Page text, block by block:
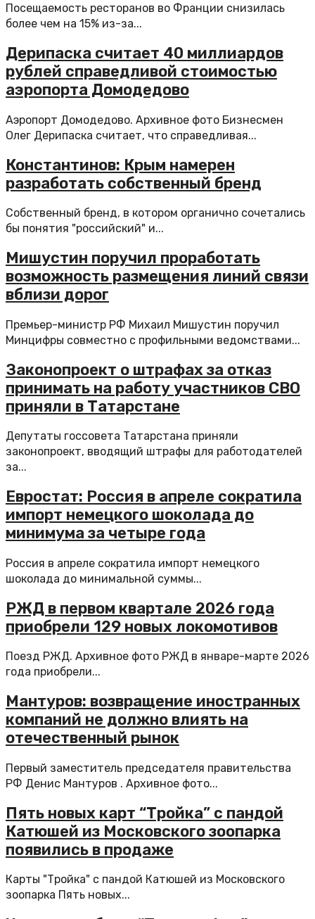
Посещаемость ресторанов во Франции снизилась
более чем на 15% из-за...
Дерипаска считает 40 миллиардов
рублей справедливой стоимостью
аэропорта Домодедово
Аэропорт Домодедово. Архивное фото Бизнесмен
Олег Дерипаска считает, что справедливая...
Константинов: Крым намерен
разработать собственный бренд
Собственный бренд, в котором органично сочетались
бы понятия "российский" и...
Мишустин поручил проработать
возможность размещения линий связи
вблизи дорог
Премьер-министр РФ Михаил Мишустин поручил
Минцифры совместно с профильными ведомствами...
Законопроект о штрафах за отказ
принимать на работу участников СВО
приняли в Татарстане
Депутаты госсовета Татарстана приняли
законопроект, вводящий штрафы для работодателей
за...
Евростат: Россия в апреле сократила
импорт немецкого шоколада до
минимума за четыре года
Россия в апреле сократила импорт немецкого
шоколада до минимальной суммы...
РЖД в первом квартале 2026 года
приобрели 129 новых локомотивов
Поезд РЖД. Архивное фото РЖД в январе-марте 2026
года приобрели...
Мантуров: возвращение иностранных
компаний не должно влиять на
отечественный рынок
Первый заместитель председателя правительства
РФ Денис Мантуров . Архивное фото...
Пять новых карт “Тройка” с пандой
Катюшей из Московского зоопарка
появились в продаже
Карты "Тройка" с пандой Катюшей из Московского
зоопарка Пять новых...